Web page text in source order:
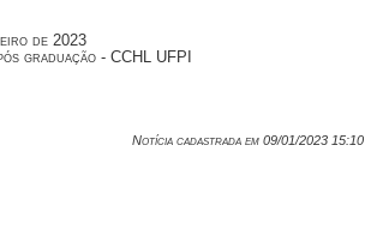
de 2023
graduação - CCHL UFPI
Notícia cadastrada em 09/01/2023 15:10